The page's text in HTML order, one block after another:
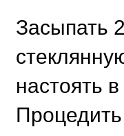
Засыпать
настоять